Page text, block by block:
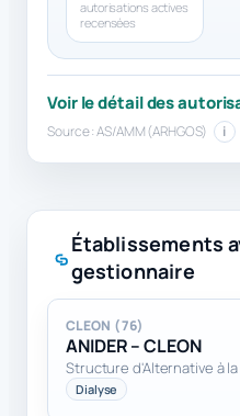
autorisations actives
recensées
Voir le détail des
Source : AS/AMM (ARHGOS)
i
Établissements
gestionnaire
CLEON (76)
ANIDER – CLEON
Structure d'Alternative à
Dialyse